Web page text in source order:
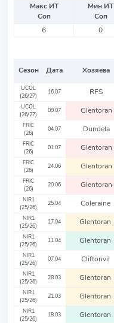
Макс ИТ
Соп
Мин ИТ
Соп
6
0
Сезон Дата Хозяева
UCOL
(26/27)
16.07 RFS
UCOL
(26/27)
09.07 Glentoran
FRIC
(26)
04.07 Dundela
FRIC
(26)
01.07 Glentoran
FRIC
(26)
24.06 Glentoran
FRIC
(26)
20.06 Glentoran
NIR1
(25/26)
25.04 Coleraine
NIR1
(25/26)
17.04 Glentoran
NIR1
(25/26)
11.04 Glentoran
NIR1
(25/26)
07.04 Cliftonvil
NIR1
(25/26)
28.03 Glentoran
NIR1
(25/26)
21.03 Glentoran
NIR1
(25/26)
18.03 Glentoran